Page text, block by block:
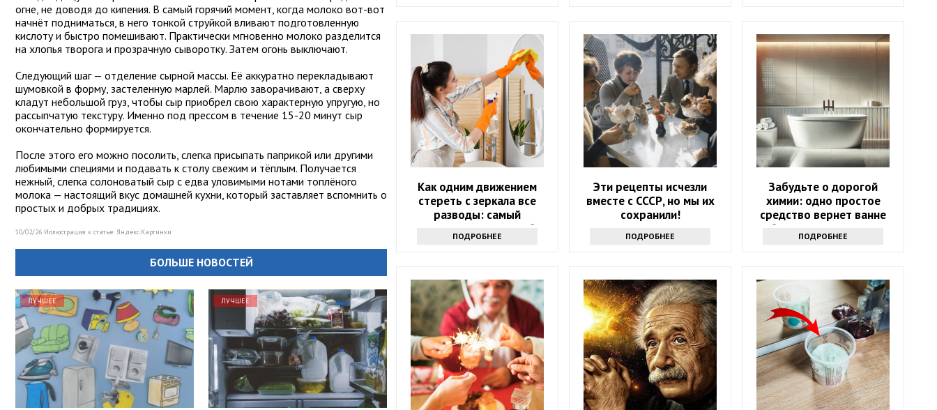
огне, не доводя до кипения. В самый горячий момент, когда молоко вот-вот
начнёт подниматься, в него тонкой струйкой вливают подготовленную
кислоту и быстро помешивают. Практически мгновенно молоко разделится
на хлопья творога и прозрачную сыворотку. Затем огонь выключают.
Следующий шаг — отделение сырной массы. Её аккуратно перекладывают
шумовкой в форму, застеленную марлей. Марлю заворачивают, а сверху
кладут небольшой груз, чтобы сыр приобрел свою характерную упругую, но
рассыпчатую текстуру. Именно под прессом в течение 15-20 минут сыр
окончательно формируется.
После этого его можно посолить, слегка присыпать паприкой или другими
любимыми специями и подавать к столу свежим и тёплым. Получается
нежный, слегка солоноватый сыр с едва уловимыми нотами топлёного
молока — настоящий вкус домашней кухни, который заставляет вспомнить о
простых и добрых традициях.
10/02/26 Иллюстрация к статье: Яндекс.Картинки
БОЛЬШЕ НОВОСТЕЙ
ЛУЧШЕЕ ЛУЧШЕЕ
Как одним движением
стереть с зеркала все
разводы: самый
эффективный способ
ПОДРОБНЕЕ
Эти рецепты исчезли
вместе с СССР, но мы их
сохранили!
ПОДРОБНЕЕ
Забудьте о дорогой
химии: одно простое
средство вернет ванне
белизну за 10 минут
ПОДРОБНЕЕ